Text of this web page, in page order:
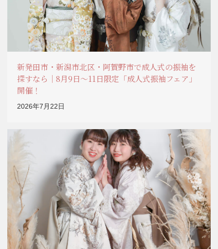
新発田市・新潟市北区・阿賀野市で成人式の振袖を
探すなら｜8月9日～11日限定「成人式振袖フェア」
開催！
2026年7月22日